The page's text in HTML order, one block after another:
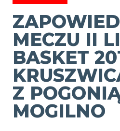
MECZU II
BASKET
Z
MOGILNO